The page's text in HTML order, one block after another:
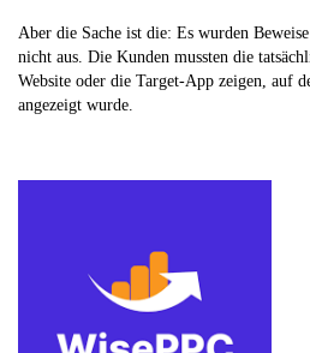
Aber die Sache ist die: Es wurden
nicht aus. Die Kunden mussten die
Website oder die Target-App zeigen, auf
angezeigt wurde.